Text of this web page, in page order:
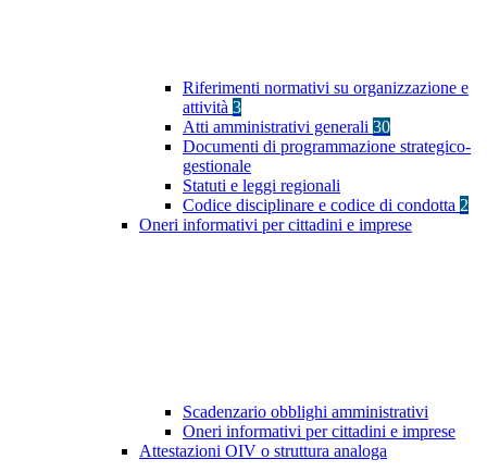
Riferimenti normativi su organizzazione e
attività 3
Atti amministrativi generali 30
Documenti di programmazione strategico-
gestionale
Statuti e leggi regionali
Codice disciplinare e codice di condotta 2
Oneri informativi per cittadini e imprese
Scadenzario obblighi amministrativi
Oneri informativi per cittadini e imprese
Attestazioni OIV o struttura analoga